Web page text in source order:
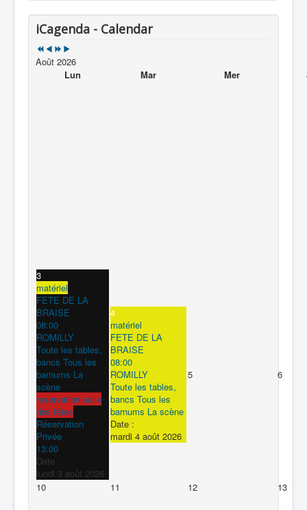
iCagenda - Calendar
Août 2026
Lun
Mar Mer
3
matériel
FETE DE LA
BRAISE
08:00
ROMILLY
Toute les tables,
bancs Tous les
barnums La
scène
reservation salle
des fêtes
Réservation
Privée
13:00
Date :
lundi 3 août 2026
4
matériel
FETE DE LA
BRAISE
08:00
ROMILLY
Toute les tables,
bancs Tous les
barnums La scène
Date :
mardi 4 août 2026
5 6
10 11 12 13